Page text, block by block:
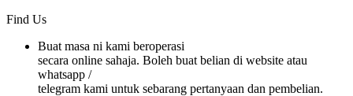
Find Us
Buat masa ni kami beroperasi
secara online sahaja. Boleh buat belian di website atau
whatsapp /
telegram kami untuk sebarang pertanyaan dan pembelian.